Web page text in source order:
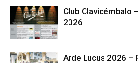
Club Clavicémbalo
2026
Arde Lucus 2026 –